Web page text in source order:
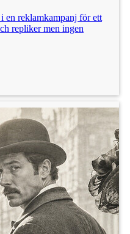
en reklamkampanj för ett
repliker men ingen